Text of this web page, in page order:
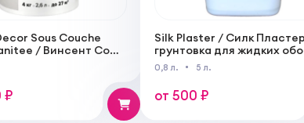
Sous Couche
/ Винсент Со
Гранит грунт под
штукатурку
₽
Silk Plaster / Силк Пластер
грунтовка для жидких
0,8 л. 5 л.
от 500 ₽